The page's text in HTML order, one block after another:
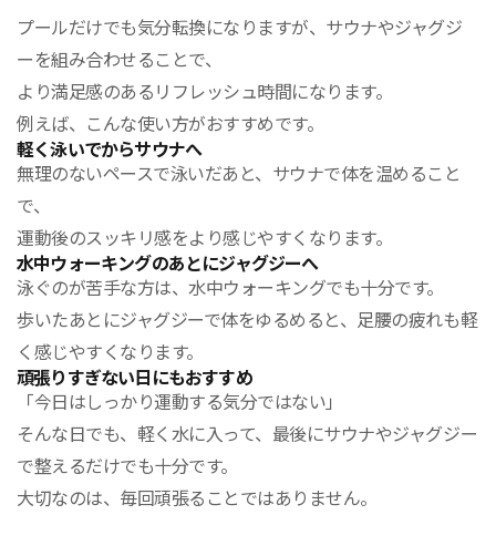
プールだけでも気分転換になりますが、サウナやジャグジ
ーを組み合わせることで、
より満足感のあるリフレッシュ時間になります。
例えば、こんな使い方がおすすめです。
軽く泳いでからサウナへ
無理のないペースで泳いだあと、サウナで体を温めること
で、
運動後のスッキリ感をより感じやすくなります。
水中ウォーキングのあとにジャグジーへ
泳ぐのが苦手な方は、水中ウォーキングでも十分です。
歩いたあとにジャグジーで体をゆるめると、足腰の疲れも軽
く感じやすくなります。
頑張りすぎない日にもおすすめ
「今日はしっかり運動する気分ではない」
そんな日でも、軽く水に入って、最後にサウナやジャグジー
で整えるだけでも十分です。
大切なのは、毎回頑張ることではありません。